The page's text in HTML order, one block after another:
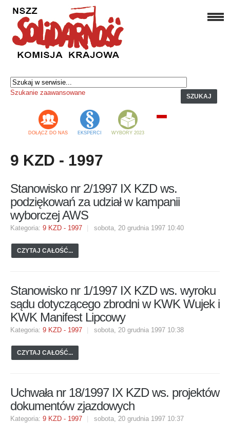
SZUKAJ
Szukanie zaawansowane
DOŁĄCZ DO NAS EKSPERCI WYBORY 2023
9 KZD - 1997
Stanowisko nr 2/1997 IX KZD ws.
podziękowań za udział w kampanii
wyborczej AWS
Kategoria: 9 KZD - 1997 sobota, 20 grudnia 1997 10:40
CZYTAJ CAŁOŚĆ...
Stanowisko nr 1/1997 IX KZD ws. wyroku
sądu dotyczącego zbrodni w KWK Wujek i
KWK Manifest Lipcowy
Kategoria: 9 KZD - 1997 sobota, 20 grudnia 1997 10:38
CZYTAJ CAŁOŚĆ...
Uchwała nr 18/1997 IX KZD ws. projektów
dokumentów zjazdowych
Kategoria: 9 KZD - 1997 sobota, 20 grudnia 1997 10:37